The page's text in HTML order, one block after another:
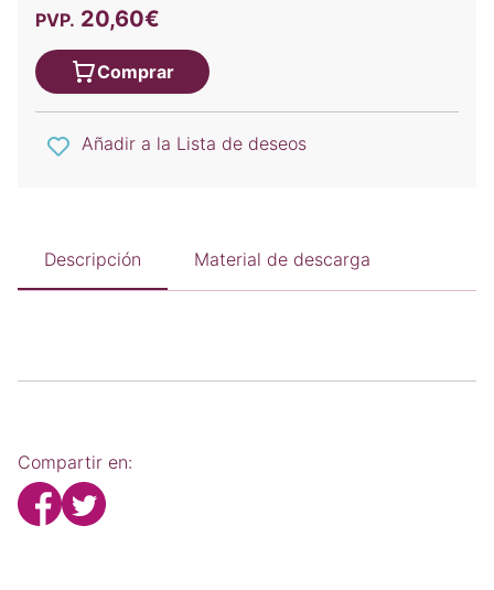
PVP. 20,60€
Comprar
Añadir a la Lista de deseos
Descripción Material de descarga
Compartir en: